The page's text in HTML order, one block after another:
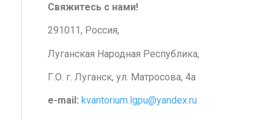
Свяжитесь с нами!
291011, Россия,
Луганская Народная Республика,
Г.О. г. Луганск, ул. Матросова, 4а
e-mail: kvantorium.lgpu@yandex.ru